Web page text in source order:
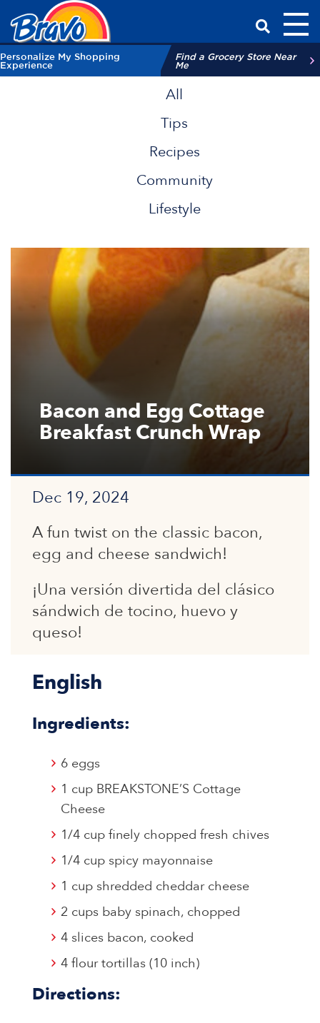
Have a
Personalize My Shopping
Experience
Find a Grocery Store Near
Me
All
Tips
Recipes
Community
Lifestyle
Bacon and Egg Cottage
Breakfast Crunch Wrap
Dec 19, 2024
A fun twist on the classic bacon,
egg and cheese sandwich!
¡Una versión divertida del clásico
sándwich de tocino, huevo y
queso!
English
Ingredients:
6 eggs
1 cup BREAKSTONE’S Cottage
Cheese
1/4 cup finely chopped fresh chives
1/4 cup spicy mayonnaise
1 cup shredded cheddar cheese
2 cups baby spinach, chopped
4 slices bacon, cooked
4 flour tortillas (10 inch)
Directions: